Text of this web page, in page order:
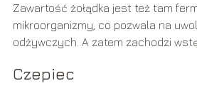
Zawartość żołądka jest też tam
mikroorganizmy, co pozwala na
odżywczych. A zatem zachodzi
Czepiec